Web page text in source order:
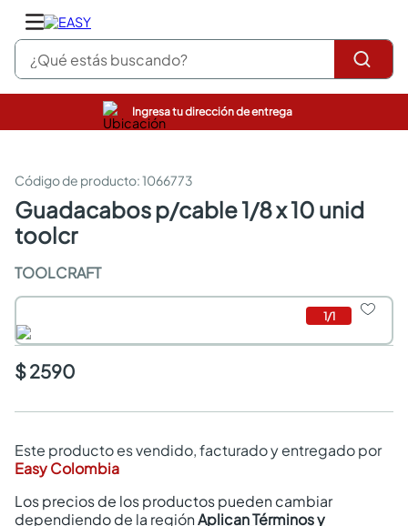
¿Qué estás buscando?
Ingresa tu dirección de entrega
:1066773
guadacabos p/cable 1/8 x 10 unid
toolcr
TOOLCRAFT
1/1
$ 2590
Este producto es vendido, facturado y entregado por
Easy Colombia
Los precios de los productos pueden cambiar
dependiendo de la regiónAplican Términos y
pinturas
sanitarios
comedor
escritorio
armarios closet
comedores